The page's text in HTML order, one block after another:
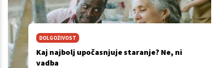
DOLGOŽIVOST
Kaj najbolj upočasnjuje staranje? Ne, ni
vadba